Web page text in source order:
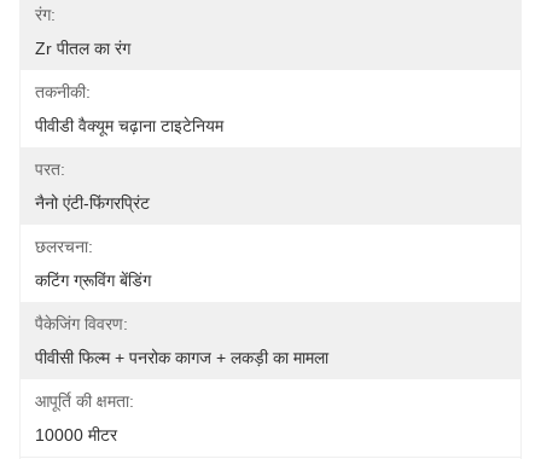
रंग:
Zr पीतल का रंग
तकनीकी:
पीवीडी वैक्यूम चढ़ाना टाइटेनियम
परत:
नैनो एंटी-फिंगरप्रिंट
छलरचना:
कटिंग ग्रूविंग बेंडिंग
पैकेजिंग विवरण:
पीवीसी फिल्म + पनरोक कागज + लकड़ी का मामला
आपूर्ति की क्षमता:
10000 मीटर